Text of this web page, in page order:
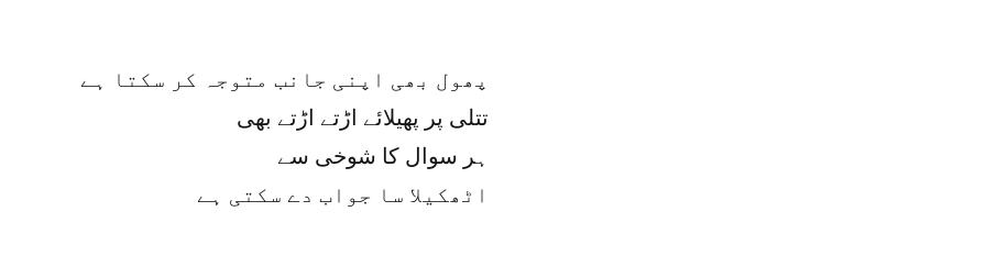
پھول بھی اپنی جانب متوجہ کر سکتا ہے
تتلی پر پھیلائے اڑتے اڑتے بھی
ہر سوال کا شوخی سے
اٹھکیلا سا جواب دے سکتی ہے